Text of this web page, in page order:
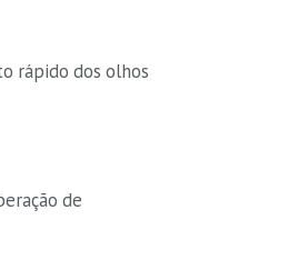
rápido dos olhos
de